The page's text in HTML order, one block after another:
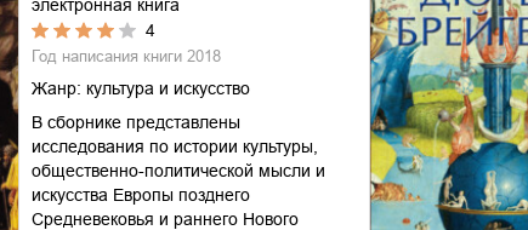
электронная книга
4
Год написания книги 2018
Жанр: культура и искусство
В сборнике представлены
исследования по истории культуры,
общественно-политической мысли и
искусства Европы позднего
Средневековья и раннего Нового